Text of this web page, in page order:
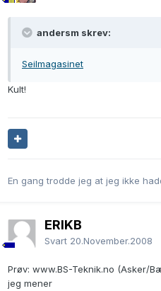
andersm skrev:
Seilmagasinet
Kult!
En gang trodde jeg at jeg ikke
ERIKB
Svart 20.November.2008
Prøv: www.BS-Teknik.no (Asker/
jeg mener